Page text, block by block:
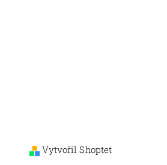
Vytvořil Shoptet